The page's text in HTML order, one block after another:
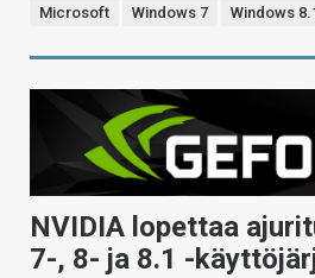
Microsoft Windows 7 Windows
NVIDIA lopettaa
7-, 8- ja 8.1 -